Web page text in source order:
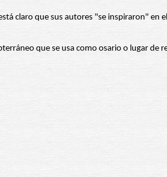
claro que sus autores "se inspiraron" en
que se usa como osario o lugar de